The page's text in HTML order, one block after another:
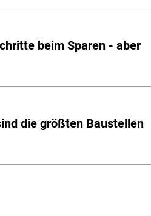
beim Sparen - aber
die größten Baustellen